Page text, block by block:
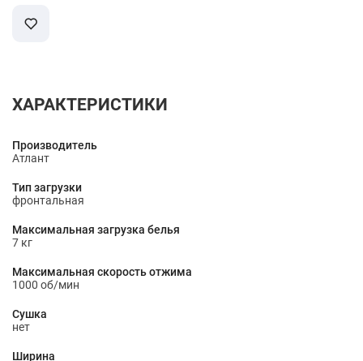
ХАРАКТЕРИСТИКИ
Производитель
Атлант
Тип загрузки
фронтальная
Максимальная загрузка белья
7 кг
Максимальная скорость отжима
1000 об/мин
Сушка
нет
Ширина